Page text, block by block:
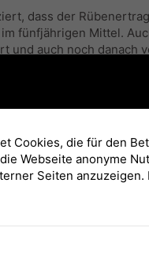
dass der
fünfjährigen Mittel.
und auch noch
der
ist an der
bei einem kleinen Imbiss.
Cookies, die für den
Webseite anonyme
Seiten